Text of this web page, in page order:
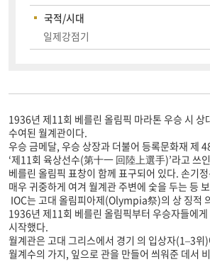
국적/시대
일제강점기
1936년 제11회 베를린 올림픽 마라톤 우승 시 상
수여된 월계관이다.
우승 금메달, 우승 상장과 더불어 등록문화재 제
‘제11회 육상선수(第十一 回陸上選手)’라고 쓰인
베를린 올림픽 표창이 함께 표구되어 있다. 손기
매우 귀중하게 여겨 월계관 주변에 숯을 두는 등
IOC는 고대 올림피아제(Olympia祭)의 상 징적
1936년 제11회 베를린 올림픽부터 우승자들에
시작했다.
월계관은 고대 그리스에서 경기 의 입상자(1–3위
월계수의 가지, 잎으로 관을 만들어 씌워준 데서